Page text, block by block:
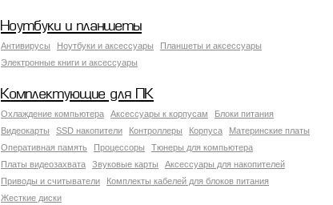
Ноутбуки и планшеты
Антивирусы Ноутбуки и аксессуары
Планшеты и аксессуары
Электронные книги и аксессуары
Комплектующие для ПК
Охлаждение компьютера Аксессуары к корпусам
Блоки питания
Видеокарты
SSD накопители Контроллеры Корпуса
Материнские платы
Оперативная память
Процессоры
Тюнеры для компьютера
Платы видеозахвата
Звуковые карты
Аксессуары для накопителей
Приводы и считыватели
Комплекты кабелей для блоков питания
Жесткие диски